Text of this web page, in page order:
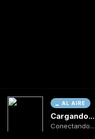
AL AIRE
Cargando...
Conectando...